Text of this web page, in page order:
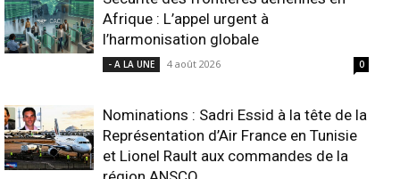
Afrique : L’appel urgent à
l’harmonisation globale
- A LA UNE 4 août 2026 0
Nominations : Sadri Essid à la tête de la
Représentation d’Air France en Tunisie
et Lionel Rault aux commandes de la